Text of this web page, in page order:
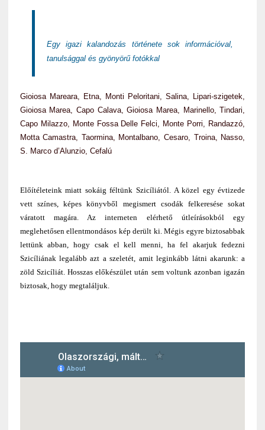
Egy igazi kalandozás története sok információval,
tanulsággal és gyönyörű fotókkal
Gioiosa Mareara, Etna, Monti Peloritani, Salina, Lipari-szigetek,
Gioiosa Marea, Capo Calava, Gioiosa Marea, Marinello, Tindari,
Capo Milazzo, Monte Fossa Delle Felci, Monte Porri, Randazzó,
Motta Camastra, Taormina, Montalbano, Cesaro, Troina, Nasso,
S. Marco d’Alunzio, Cefalú
Előítéleteink miatt sokáig féltünk Szicíliától. A közel egy évtizede
vett színes, képes könyvből megismert csodák felkeresése sokat
váratott magára. Az interneten elérhető útleírásokból egy
meglehetősen ellentmondásos kép derült ki. Mégis egyre biztosabbak
lettünk abban, hogy csak el kell menni, ha fel akarjuk fedezni
Szicíliának legalább azt a szeletét, amit leginkább látni akarunk: a
zöld Szicíliát. Hosszas előkészület után sem voltunk azonban igazán
biztosak, hogy megtaláljuk.